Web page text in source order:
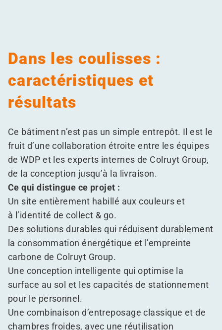
Dans les coulisses :
caractéristiques et
résultats
Ce bâtiment n’est pas un simple entrepôt. Il est le
fruit d’une collaboration étroite entre les équipes
de WDP et les experts internes de Colruyt Group,
de la conception jusqu’à la livraison.
Ce qui distingue ce projet :
Un site entièrement habillé aux couleurs et
à l’identité de collect & go.
Des solutions durables qui réduisent durablement
la consommation énergétique et l’empreinte
carbone de Colruyt Group.
Une conception intelligente qui optimise la
surface au sol et les capacités de stationnement
pour le personnel.
Une combinaison d’entreposage classique et de
chambres froides, avec une réutilisation